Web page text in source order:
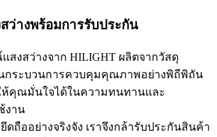
ว่างพร้อมการรับประกัน
งสว่างจาก HILIGHT ผลิตจากวัสดุ
กระบวนการควบคุมคุณภาพอย่างพิถีพิถัน
คุณมั่นใจได้ในความทนทานและ
งาน
ดถืออย่างจริงจัง เราจึงกล้ารับประกันสินค้า